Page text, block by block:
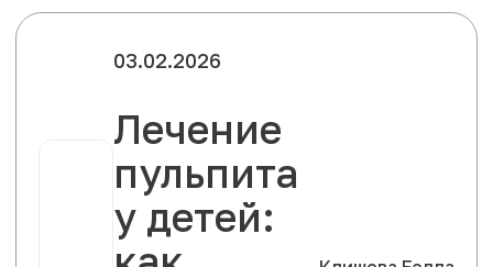
От своих собратьев он
отличается ме...
03.02.2026
Лечение
пульпита
у детей: